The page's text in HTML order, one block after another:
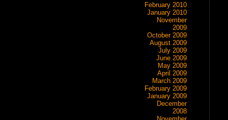
February 2010
January 2010
November
2009
October 2009
August 2009
July 2009
June 2009
May 2009
April 2009
March 2009
February 2009
January 2009
December
2008